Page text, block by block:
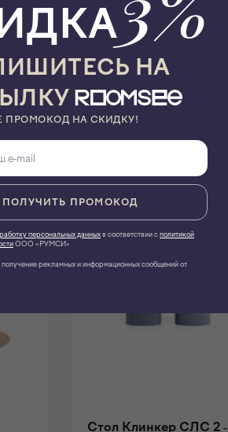
Материал столешницы
Стекло
Стол Клинкер СЛС 2 -
НА
ПРОМОКОД НА СКИДКУ!
ПОЛУЧИТЬ ПРОМОКОД
персональных данныхв соответствии сполитикой
ООО «РУМСИ»
получение рекламных и информационных сообщений от